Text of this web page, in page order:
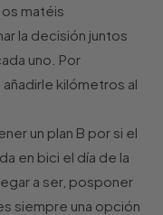
os matéis
la decisión juntos
uno. Por
kilómetros al
un plan B por si el
en bici el día de la
a ser, posponer
siempre una opción